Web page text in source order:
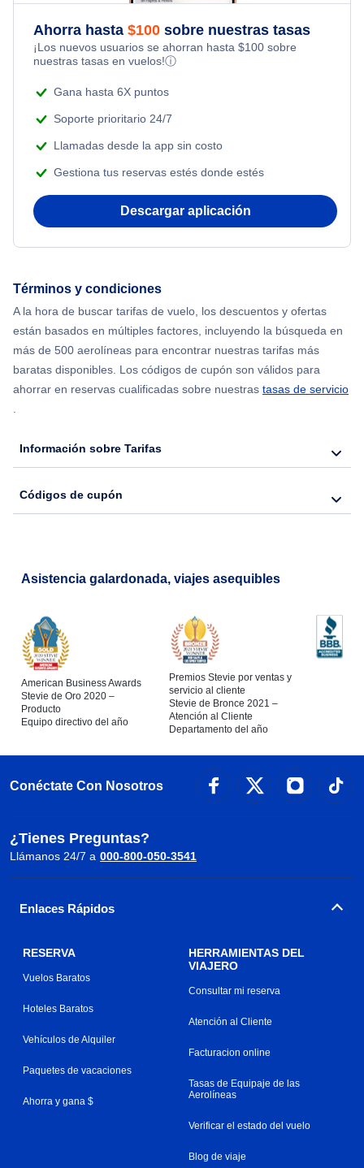
Ahorra hasta $100 sobre nuestras tasas
¡Los nuevos usuarios se ahorran hasta $100 sobre
nuestras tasas en vuelos!ⓘ
Gana hasta 6X puntos
Soporte prioritario 24/7
Llamadas desde la app sin costo
Gestiona tus reservas estés donde estés
Descargar aplicación
Términos y condiciones
A la hora de buscar tarifas de vuelo, los descuentos y ofertas
están basados en múltiples factores, incluyendo la búsqueda en
más de 500 aerolíneas para encontrar nuestras tarifas más
baratas disponibles. Los códigos de cupón son válidos para
ahorrar en reservas cualificadas sobre nuestras tasas de servicio
.
Información sobre Tarifas
Códigos de cupón
Asistencia galardonada, viajes asequibles
American Business Awards
Stevie de Oro 2020 –
Producto
Equipo directivo del año
Premios Stevie por ventas y
servicio al cliente
Stevie de Bronce 2021 –
Atención al Cliente
Departamento del año
Conéctate Con Nosotros
¿Tienes Preguntas?
Llámanos 24/7 a 000-800-050-3541
Enlaces Rápidos
RESERVA
Vuelos Baratos
Hoteles Baratos
Vehículos de Alquiler
Paquetes de vacaciones
Ahorra y gana $
HERRAMIENTAS DEL
VIAJERO
Consultar mi reserva
Atención al Cliente
Facturacion online
Tasas de Equipaje de las
Aerolíneas
Verificar el estado del vuelo
Blog de viaje